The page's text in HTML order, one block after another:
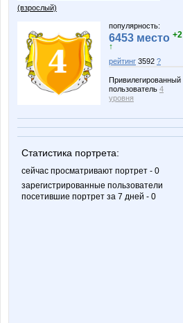
(взрослый)
популярность:
6453 место +2
↑
рейтинг 3592 ?
Привилегированный
пользователь 4
уровня
Статистика портрета:
сейчас просматривают портрет - 0
зарегистрированные пользователи
посетившие портрет за 7 дней - 0